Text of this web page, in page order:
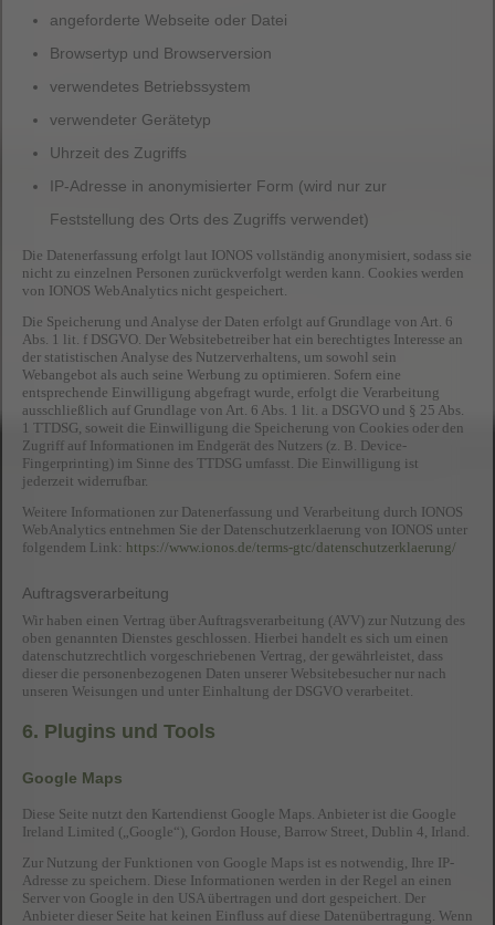
angeforderte Webseite oder Datei
Browsertyp und Browserversion
verwendetes Betriebssystem
verwendeter Gerätetyp
Uhrzeit des Zugriffs
IP-Adresse in anonymisierter Form (wird nur zur
Feststellung des Orts des Zugriffs verwendet)
Die Datenerfassung erfolgt laut IONOS vollständig anonymisiert, sodass sie
nicht zu einzelnen Personen zurückverfolgt werden kann. Cookies werden
von IONOS WebAnalytics nicht gespeichert.
Die Speicherung und Analyse der Daten erfolgt auf Grundlage von Art. 6
Abs. 1 lit. f DSGVO. Der Websitebetreiber hat ein berechtigtes Interesse an
der statistischen Analyse des Nutzerverhaltens, um sowohl sein
Webangebot als auch seine Werbung zu optimieren. Sofern eine
entsprechende Einwilligung abgefragt wurde, erfolgt die Verarbeitung
ausschließlich auf Grundlage von Art. 6 Abs. 1 lit. a DSGVO und § 25 Abs.
1 TTDSG, soweit die Einwilligung die Speicherung von Cookies oder den
Zugriff auf Informationen im Endgerät des Nutzers (z. B. Device-
Fingerprinting) im Sinne des TTDSG umfasst. Die Einwilligung ist
jederzeit widerrufbar.
Weitere Informationen zur Datenerfassung und Verarbeitung durch IONOS
WebAnalytics entnehmen Sie der Datenschutzerklaerung von IONOS unter
folgendem Link: https://www.ionos.de/terms-gtc/datenschutzerklaerung/
Auftragsverarbeitung
Wir haben einen Vertrag über Auftragsverarbeitung (AVV) zur Nutzung des
oben genannten Dienstes geschlossen. Hierbei handelt es sich um einen
datenschutzrechtlich vorgeschriebenen Vertrag, der gewährleistet, dass
dieser die personenbezogenen Daten unserer Websitebesucher nur nach
unseren Weisungen und unter Einhaltung der DSGVO verarbeitet.
6. Plugins und Tools
Google Maps
Diese Seite nutzt den Kartendienst Google Maps. Anbieter ist die Google
Ireland Limited („Google“), Gordon House, Barrow Street, Dublin 4, Irland.
Zur Nutzung der Funktionen von Google Maps ist es notwendig, Ihre IP-
Adresse zu speichern. Diese Informationen werden in der Regel an einen
Server von Google in den USA übertragen und dort gespeichert. Der
Anbieter dieser Seite hat keinen Einfluss auf diese Datenübertragung. Wenn